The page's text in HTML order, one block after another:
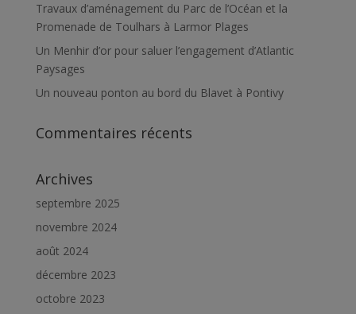
Travaux d’aménagement du Parc de l’Océan et la
Promenade de Toulhars à Larmor Plages
Un Menhir d’or pour saluer l’engagement d’Atlantic
Paysages
Un nouveau ponton au bord du Blavet à Pontivy
Commentaires récents
Archives
septembre 2025
novembre 2024
août 2024
décembre 2023
octobre 2023